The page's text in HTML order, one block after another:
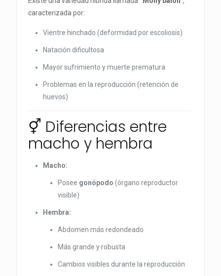
caracterizada por:
Vientre hinchado (deformidad por escoliosis)
Natación dificultosa
Mayor sufrimiento y muerte prematura
Problemas en la reproducción (retención de
huevos)
⚥ Diferencias entre
macho y hembra
Macho:
Posee gonópodo (órgano reproductor
visible)
Hembra:
Abdomen más redondeado
Más grande y robusta
Cambios visibles durante la reproducción